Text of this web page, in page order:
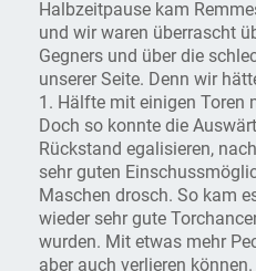
Halbzeitpause kam
und wir waren überrascht
Gegners und über die
unserer Seite. Denn wir
1. Hälfte mit einigen Toren
Doch so konnte die
Rückstand egalisieren,
sehr guten
Maschen drosch. So kam
wieder sehr gute
wurden. Mit etwas mehr
aber auch verlieren